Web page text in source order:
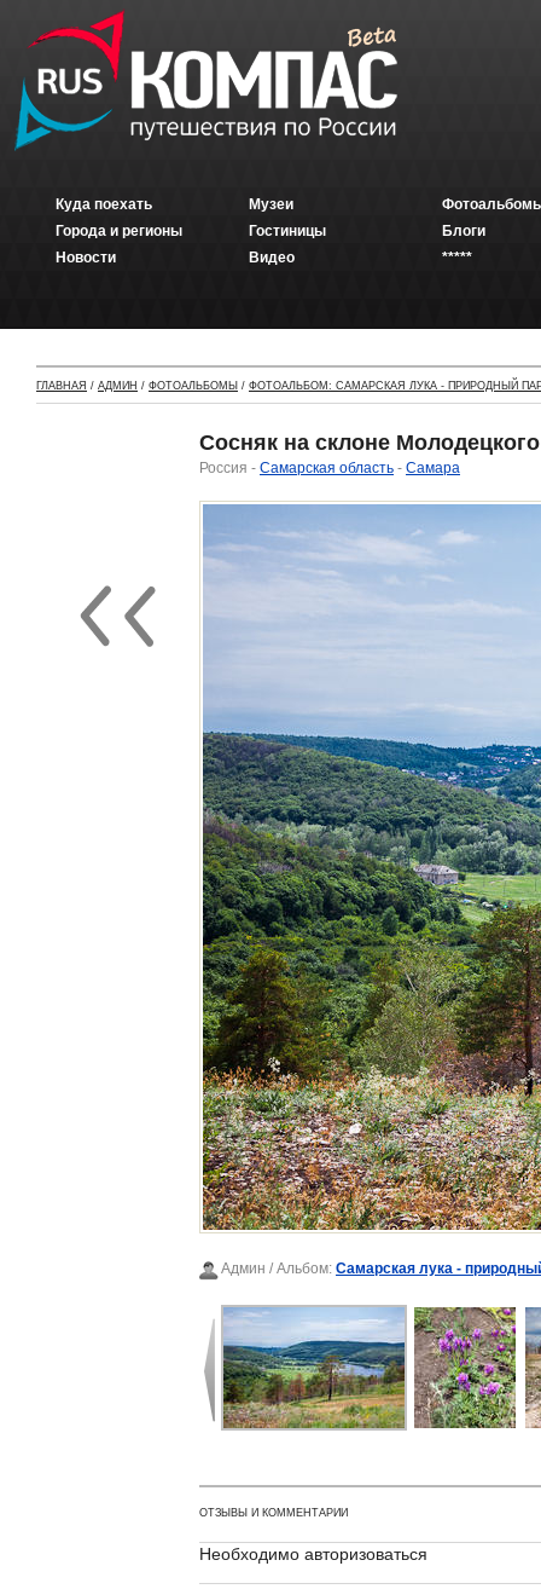
Куда поехать
Города и регионы
Новости
Музеи
Гостиницы
Видео
Блоги
*****
ГЛАВНАЯ / АДМИН / ФОТОАЛЬБОМЫ / ФОТОАЛЬБОМ: САМАРСКАЯ ЛУКА - ПРИРОДНЫЙ
Сосняк на склоне Молодецкого
Россия - Самарская область - Самара
Админ / Альбом: Самарская лука -
ОТЗЫВЫ И КОММЕНТАРИИ
Необходимо авторизоваться